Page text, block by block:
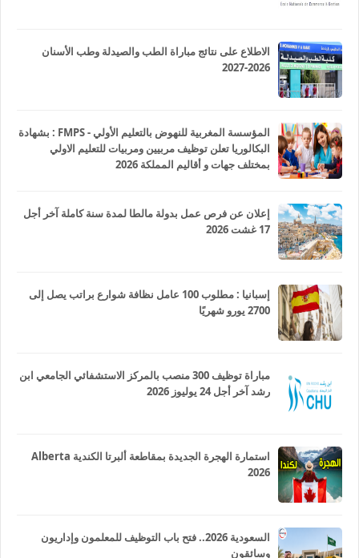
الاطلاع على نتائج مباراة الطب والصيدلة وطب الأسنان
2026-2027
المؤسسة المغربية للنهوض بالتعليم الأولي - FMPS : بشهادة
البكالوريا تعلن توظيف مربيين ومربيات للتعليم الاولي
بمختلف جهات و أقاليم المملكة 2026
إعلان عن فرص عمل بدولة مالطا لمدة سنة كاملة آخر أجل
17 غشت 2026
إسبانيا : مطلوب 100 عامل نظافة شوارع براتب يصل إلى
2700 يورو شهريًا
مباراة توظيف 300 منصب بالمركز الاستشفائي الجامعي ابن
رشد آخر أجل 24 يوليوز 2026
استمارة الهجرة الجديدة بمقاطعة ألبرتا الكندية Alberta
2026
السعودية 2026.. فتح باب التوظيف للمعلمون وإداريون
وسائقون